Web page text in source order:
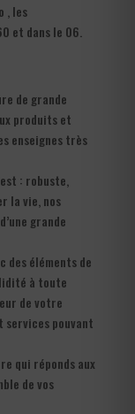
, les
et dans le 06.
de grande
produits et
enseignes très
: robuste,
la vie, nos
grande
des éléments de
à toute
de votre
services pouvant
qui réponds aux
de vos